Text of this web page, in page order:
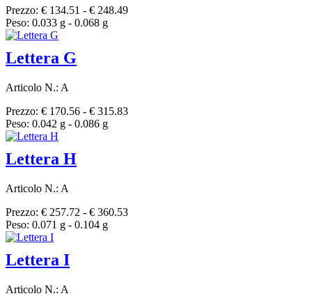
Prezzo: € 134.51 - € 248.49
Peso: 0.033 g - 0.068 g
Lettera G
Articolo N.: A
Prezzo: € 170.56 - € 315.83
Peso: 0.042 g - 0.086 g
Lettera H
Articolo N.: A
Prezzo: € 257.72 - € 360.53
Peso: 0.071 g - 0.104 g
Lettera I
Articolo N.: A